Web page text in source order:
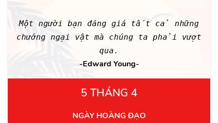
Một người bạn đáng giá tất cả những
chướng ngại vật mà chúng ta phải vượt
qua.
-Edward Young-
5 THÁNG 4
NGÀY HOÀNG ĐẠO